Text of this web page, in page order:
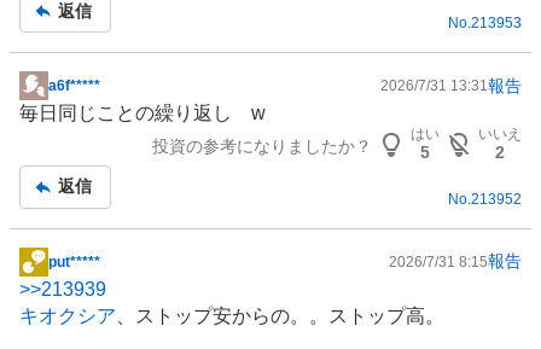
返信
No.213953
掲
示
事
a6f***** 2026/7/31 13:31報告
毎日同じことの繰り返し w
投資の参考になりましたか？
はい
5
いいえ
2
返信
No. 213952
掲
示
板
put***** 2026/7/31 8:15報告
>>213939
キオクシア 、ストップ安からの。。ストップ高。